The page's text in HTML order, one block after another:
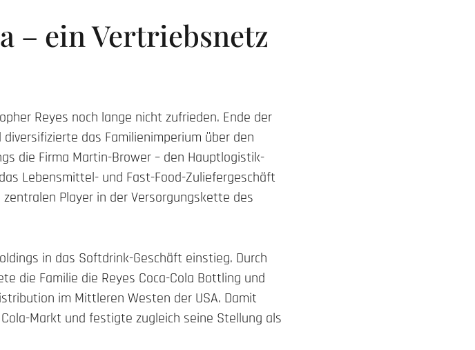
– ein Vertriebsnetz
Reyes noch lange nicht zufrieden. Ende der
das Familienimperium über den
die Firma Martin-Brower – den Hauptlogistik-
Lebensmittel- und Fast-Food-Zuliefergeschäft
Player in der Versorgungskette des
in das Softdrink-Geschäft einstieg. Durch
die Familie die Reyes Coca-Cola Bottling und
im Mittleren Westen der USA. Damit
Markt und festigte zugleich seine Stellung als